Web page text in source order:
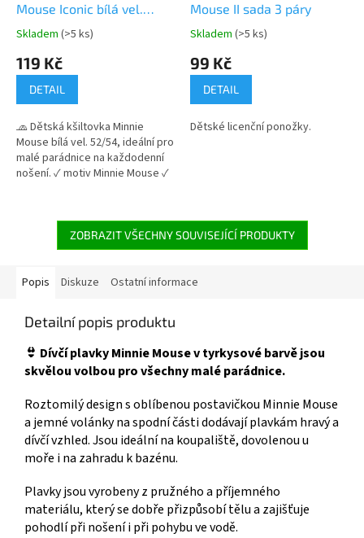
Mouse Iconic bílá vel.
52/54
Průměrné
produktu
5
hvězdiček.
Skladem (>5 ks)
119 Kč
DETAIL
🧢 Dětská kšiltovka Minnie
Mouse bílá vel. 52/54, ideální pro
malé parádnice na každodenní
nošení. ✓ motiv Minnie Mouse ✓
zip 👉 Více produktů s motivem
Minnie Mouse
Mouse II sada 3 páry
Průměrné
produktu
5
Skladem (>5 ks)
99 Kč
DETAIL
Dětské licenční ponožky.
ZOBRAZIT VŠECHNY SOUVISEJÍCÍ PRODUKTY
Popis Diskuze Ostatní informace
Detailní popis produktu
👙 Dívčí plavky Minnie Mouse v tyrkysové barvě jsou
skvělou volbou pro všechny malé parádnice.
Roztomilý design s oblíbenou postavičkou Minnie Mouse
a jemné volánky na spodní části dodávají plavkám hravý a
dívčí vzhled. Jsou ideální na koupaliště, dovolenou u
moře i na zahradu k bazénu.
Plavky jsou vyrobeny z pružného a příjemného
materiálu, který se dobře přizpůsobí tělu a zajišťuje
pohodlí při nošení i při pohybu ve vodě.